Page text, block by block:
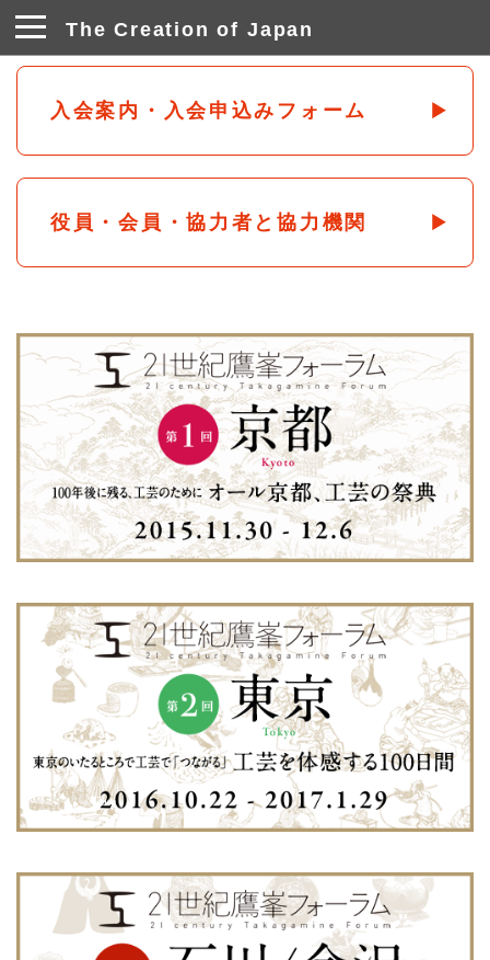
The Creation of Japan
入会案内・入会申込みフォーム
役員・会員・協力者と協力機関